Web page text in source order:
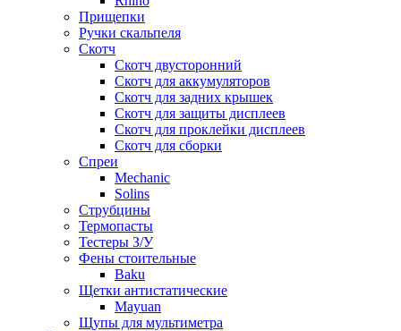
Прищепки
Ручки скальпеля
Скотч
Скотч двусторонний
Скотч для аккумуляторов
Скотч для задних крышек
Скотч для защиты дисплеев
Скотч для проклейки дисплеев
Скотч для сборки
Спреи
Mechanic
Solins
Струбцины
Термопасты
Тестеры З/У
Фены стоительные
Baku
Щетки антистатические
Mayuan
Щупы для мультиметра